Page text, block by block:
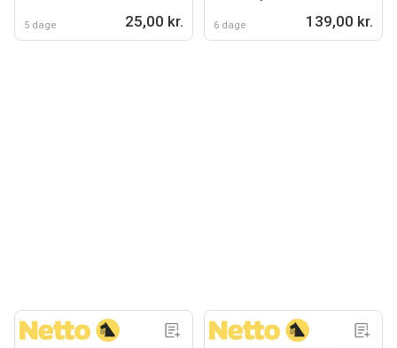
5 dage 25,00 kr. 6 dage 139,00 kr.